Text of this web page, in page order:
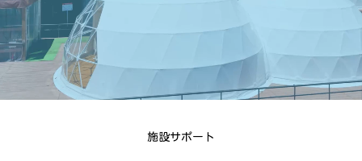
施設サポート